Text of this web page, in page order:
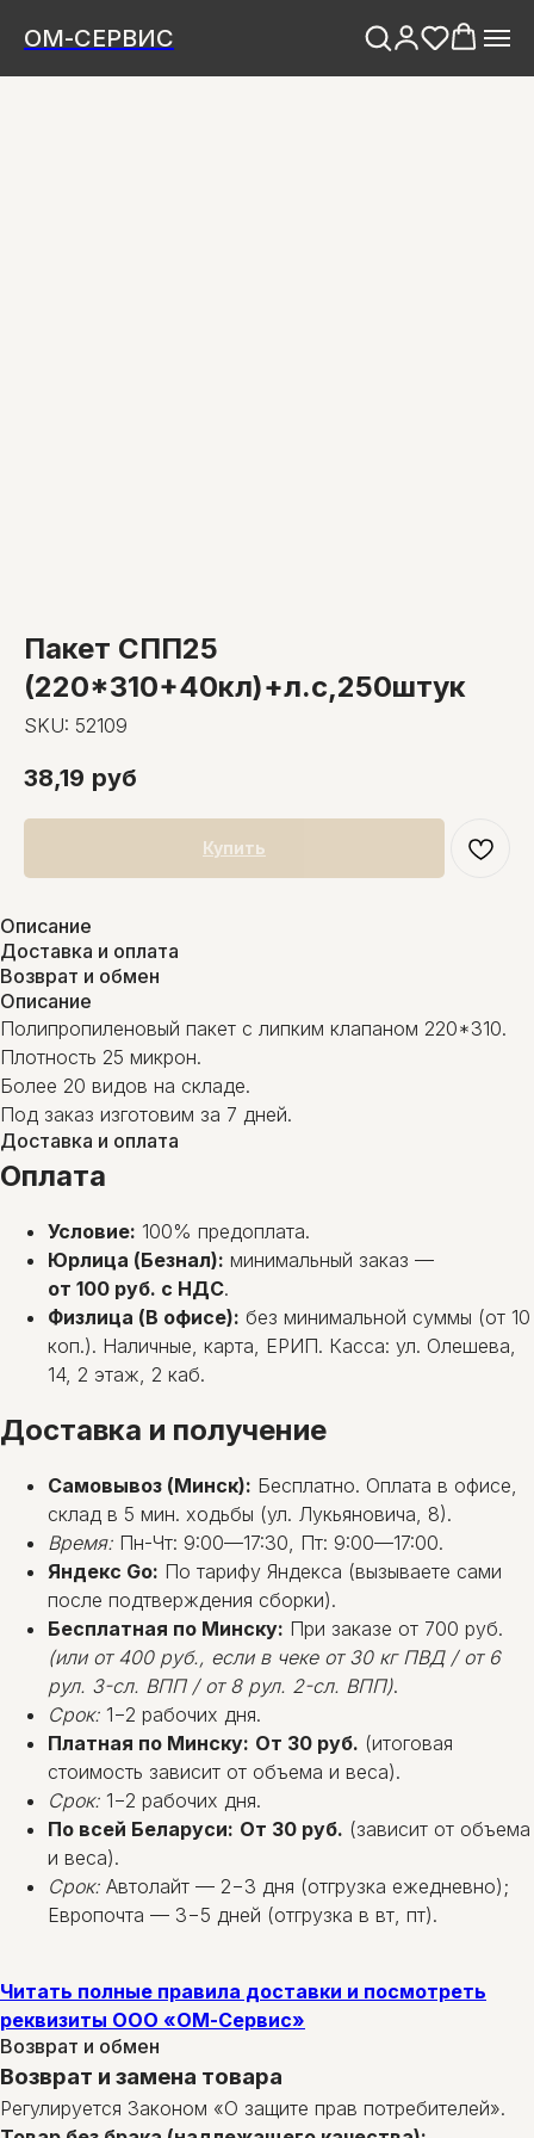
ОМ-СЕРВИС
Пакет СПП25
(220*310+40кл)+л.с,250штук
SKU: 52109
38,19 руб
Купить
Описание
Доставка и оплата
Возврат и обмен
Описание
Полипропиленовый пакет с липким клапаном 220*310.
Плотность 25 микрон.
Более 20 видов на складе.
Под заказ изготовим за 7 дней.
Доставка и оплата
Оплата
Условие: 100% предоплата.
Юрлица (Безнал): минимальный заказ —
от 100 руб. с НДС.
Физлица (В офисе): без минимальной суммы (от 10
коп.). Наличные, карта, ЕРИП. Касса: ул. Олешева,
14, 2 этаж, 2 каб.
Доставка и получение
Самовывоз (Минск): Бесплатно. Оплата в офисе,
склад в 5 мин. ходьбы (ул. Лукьяновича, 8).
Время: Пн-Чт: 9:00—17:30, Пт: 9:00—17:00.
Яндекс Go: По тарифу Яндекса (вызываете сами
после подтверждения сборки).
Бесплатная по Минску: При заказе от 700 руб.
(или от 400 руб., если в чеке от 30 кг ПВД / от 6
рул. 3-сл. ВПП / от 8 рул. 2-сл. ВПП).
Срок: 1−2 рабочих дня.
Платная по Минску: От 30 руб. (итоговая
стоимость зависит от объема и веса).
Срок: 1−2 рабочих дня.
По всей Беларуси: От 30 руб. (зависит от объема
и веса).
Срок: Автолайт — 2−3 дня (отгрузка ежедневно);
Европочта — 3−5 дней (отгрузка в вт, пт).
Читать полные правила доставки и посмотреть
реквизиты ООО «ОМ-Сервис»
Возврат и обмен
Возврат и замена товара
Регулируется Законом «О защите прав потребителей».